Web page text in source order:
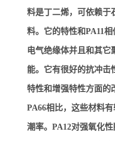
料是丁二烯，可依赖于
料。它的特性和PA11
电气绝缘体并且和其它
能。它有很好的抗冲击
特性和增强特性方面的
PA66相比，这些材料
潮率。PA12对强氧化